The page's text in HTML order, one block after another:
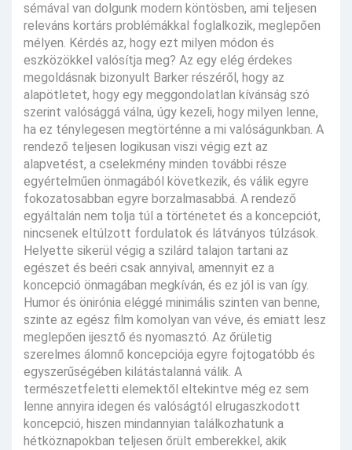
sémával van dolgunk modern köntösben, ami teljesen
releváns kortárs problémákkal foglalkozik, meglepően
mélyen. Kérdés az, hogy ezt milyen módon és
eszközökkel valósítja meg? Az egy elég érdekes
megoldásnak bizonyult Barker részéről, hogy az
alapötletet, hogy egy meggondolatlan kívánság szó
szerint valósággá válna, úgy kezeli, hogy milyen lenne,
ha ez ténylegesen megtörténne a mi valóságunkban. A
rendező teljesen logikusan viszi végig ezt az
alapvetést, a cselekmény minden további része
egyértelműen önmagából következik, és válik egyre
fokozatosabban egyre borzalmasabbá. A rendező
egyáltalán nem tolja túl a történetet és a koncepciót,
nincsenek eltúlzott fordulatok és látványos túlzások.
Helyette sikerül végig a szilárd talajon tartani az
egészet és beéri csak annyival, amennyit ez a
koncepció önmagában megkíván, és ez jól is van így.
Humor és önirónia eléggé minimális szinten van benne,
szinte az egész film komolyan van véve, és emiatt lesz
meglepően ijesztő és nyomasztó. Az őrületig
szerelmes álomnő koncepciója egyre fojtogatóbb és
egyszerűségében kilátástalanná válik. A
természetfeletti elemektől eltekintve még ez sem
lenne annyira idegen és valóságtól elrugaszkodott
koncepció, hiszen mindannyian találkozhatunk a
hétköznapokban teljesen őrült emberekkel, akik